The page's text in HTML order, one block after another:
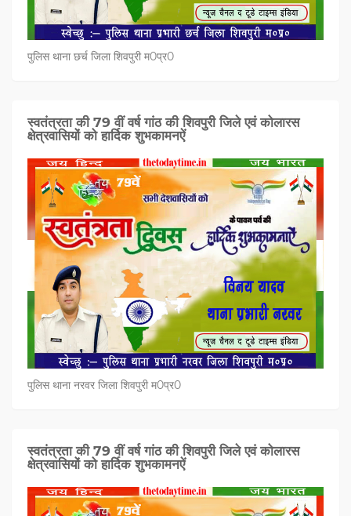
पुलिस थाना छर्च जिला शिवपुरी म0प्र0
स्वतंत्रता की 79 वीं वर्ष गांठ की शिवपुरी जिले एवं कोलारस
क्षेत्रवासियों को हार्दिक शुभकामनऐं
पुलिस थाना नरवर जिला शिवपुरी म0प्र0
स्वतंत्रता की 79 वीं वर्ष गांठ की शिवपुरी जिले एवं कोलारस
क्षेत्रवासियों को हार्दिक शुभकामनऐं